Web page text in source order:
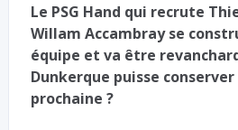
Le PSG Hand qui recrute
Willam Accambray se
équipe et va être
Dunkerque puisse
prochaine ?